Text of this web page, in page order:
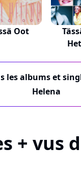
Oot
les albums et
Helena
+ vus